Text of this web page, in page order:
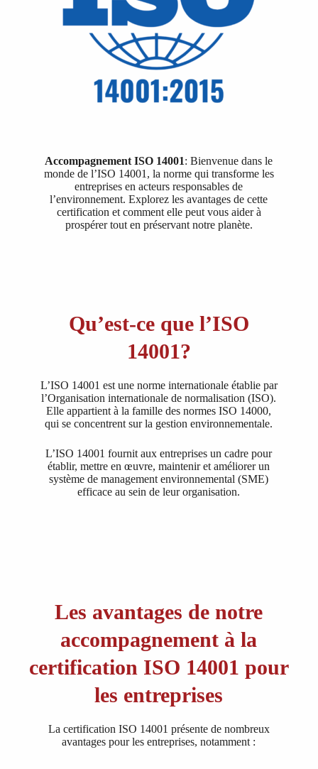
Accompagnement ISO 14001: Bienvenue dans le
monde de l’ISO 14001, la norme qui transforme les
entreprises en acteurs responsables de
l’environnement. Explorez les avantages de cette
certification et comment elle peut vous aider à
prospérer tout en préservant notre planète.
Qu’est-ce que l’ISO
14001?
L’ISO 14001 est une norme internationale établie par
l’Organisation internationale de normalisation (ISO).
Elle appartient à la famille des normes ISO 14000,
qui se concentrent sur la gestion environnementale.
L’ISO 14001 fournit aux entreprises un cadre pour
établir, mettre en œuvre, maintenir et améliorer un
système de management environnemental (SME)
efficace au sein de leur organisation.
Les avantages de notre
accompagnement à la
certification ISO 14001 pour
les entreprises
La certification ISO 14001 présente de nombreux
avantages pour les entreprises, notamment :